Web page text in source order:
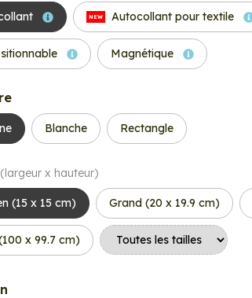
NEW Autocollant pour textile
Magnétique
Blanche Rectangle
(largeur x hauteur)
(15 x 15 cm) Grand (20 x 19.9 cm)
x 99.7 cm)